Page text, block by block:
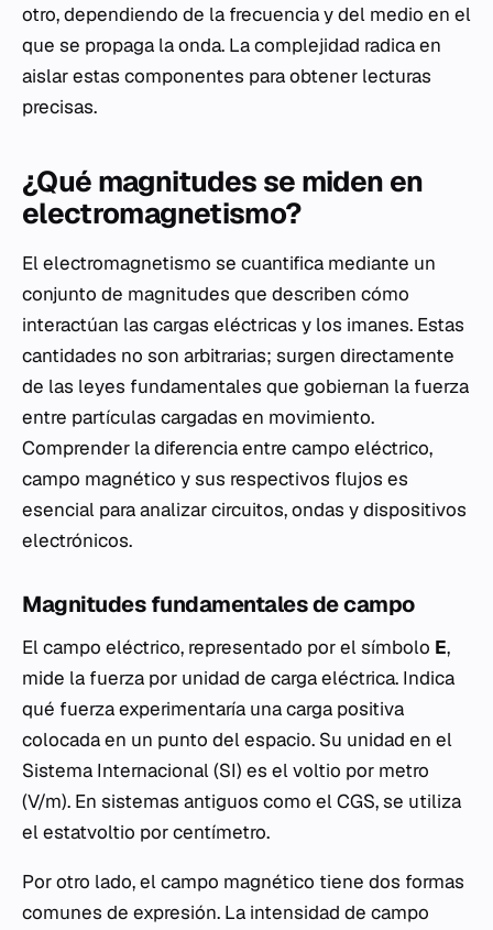
otro, dependiendo de la frecuencia y del medio en el
que se propaga la onda. La complejidad radica en
aislar estas componentes para obtener lecturas
precisas.
¿Qué magnitudes se miden en
electromagnetismo?
El electromagnetismo se cuantifica mediante un
conjunto de magnitudes que describen cómo
interactúan las cargas eléctricas y los imanes. Estas
cantidades no son arbitrarias; surgen directamente
de las leyes fundamentales que gobiernan la fuerza
entre partículas cargadas en movimiento.
Comprender la diferencia entre campo eléctrico,
campo magnético y sus respectivos flujos es
esencial para analizar circuitos, ondas y dispositivos
electrónicos.
Magnitudes fundamentales de campo
El campo eléctrico, representado por el símbolo E,
mide la fuerza por unidad de carga eléctrica. Indica
qué fuerza experimentaría una carga positiva
colocada en un punto del espacio. Su unidad en el
Sistema Internacional (SI) es el voltio por metro
(V/m). En sistemas antiguos como el CGS, se utiliza
el estatvoltio por centímetro.
Por otro lado, el campo magnético tiene dos formas
comunes de expresión. La intensidad de campo